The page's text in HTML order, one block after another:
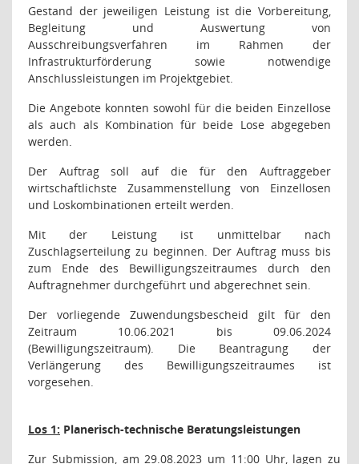
Gestand der jeweiligen Leistung ist die Vorbereitung,
Begleitung und Auswertung von
Ausschreibungsverfahren im Rahmen der
Infrastrukturförderung sowie notwendige
Anschlussleistungen im Projektgebiet.
Die Angebote konnten sowohl für die beiden Einzellose
als auch als Kombination für beide Lose abgegeben
werden.
Der Auftrag soll auf die für den Auftraggeber
wirtschaftlichste Zusammenstellung von Einzellosen
und Loskombinationen erteilt werden.
Mit der Leistung ist unmittelbar nach
Zuschlagserteilung zu beginnen. Der Auftrag muss bis
zum Ende des Bewilligungszeitraumes durch den
Auftragnehmer durchgeführt und abgerechnet sein.
Der vorliegende Zuwendungsbescheid gilt für den
Zeitraum 10.06.2021 bis 09.06.2024
(Bewilligungszeitraum). Die Beantragung der
Verlängerung des Bewilligungszeitraumes ist
vorgesehen.
Los 1: Planerisch-technische Beratungsleistungen
Zur Submission, am 29.08.2023 um 11:00 Uhr, lagen zu